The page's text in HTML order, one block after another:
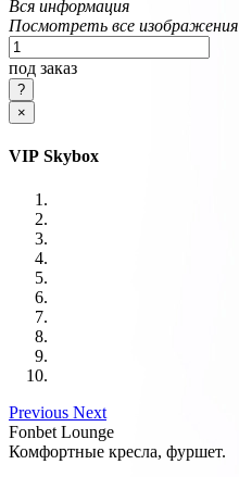
Вся информация
Посмотреть все изображения
под заказ
×
VIP Skybox
Previous Next
Fonbet Lounge
Комфортные кресла, фуршет.